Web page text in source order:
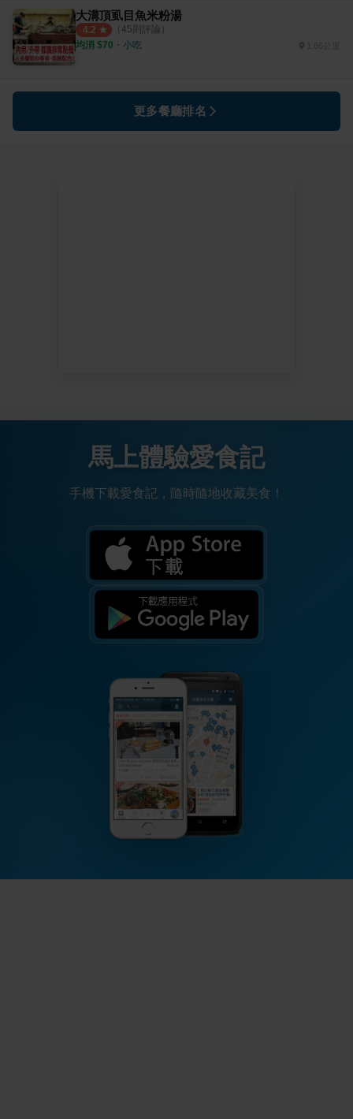
大溝頂虱目魚米粉湯
4.2 （ 45則評論）
均消 $70 ・ 小吃
更多餐廳排名
馬上體驗愛食記
手機下載愛食記，隨時隨地收藏美食！